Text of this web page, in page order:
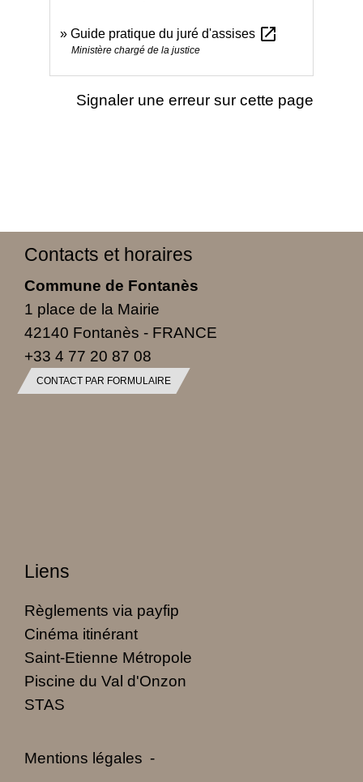
Guide pratique du juré d'assises open_in_new
Ministère chargé de la justice
Signaler une erreur sur cette page
Contacts et horaires
Commune de Fontanès
1 place de la Mairie
42140 Fontanès - FRANCE
+33 4 77 20 87 08
CONTACT PAR FORMULAIRE
Liens
Règlements via payfip
Cinéma itinérant
Saint-Etienne Métropole
Piscine du Val d'Onzon
STAS
Mentions légales -